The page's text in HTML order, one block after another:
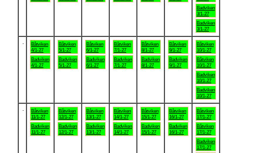
Badviken
3/1-27
Badviken
3/1-27
Båtviken
4/1-27
Badviken
4/1-27
Båtviken
5/1-27
Badviken
5/1-27
Båtviken
6/1-27
Badviken
6/1-27
Båtviken
7/1-27
Badviken
7/1-27
Båtviken
8/1-27
Badviken
8/1-27
Båtviken
9/1-27
Badviken
9/1-27
Båtviken
10/1-27
Båtviken
10/1-27
Badviken
10/1-27
Badviken
10/1-27
Båtviken
11/1-27
Badviken
11/1-27
Båtviken
12/1-27
Badviken
12/1-27
Båtviken
13/1-27
Badviken
13/1-27
Båtviken
14/1-27
Badviken
14/1-27
Båtviken
15/1-27
Badviken
15/1-27
Båtviken
16/1-27
Badviken
16/1-27
Båtviken
17/1-27
Båtviken
17/1-27
Badviken
17/1-27